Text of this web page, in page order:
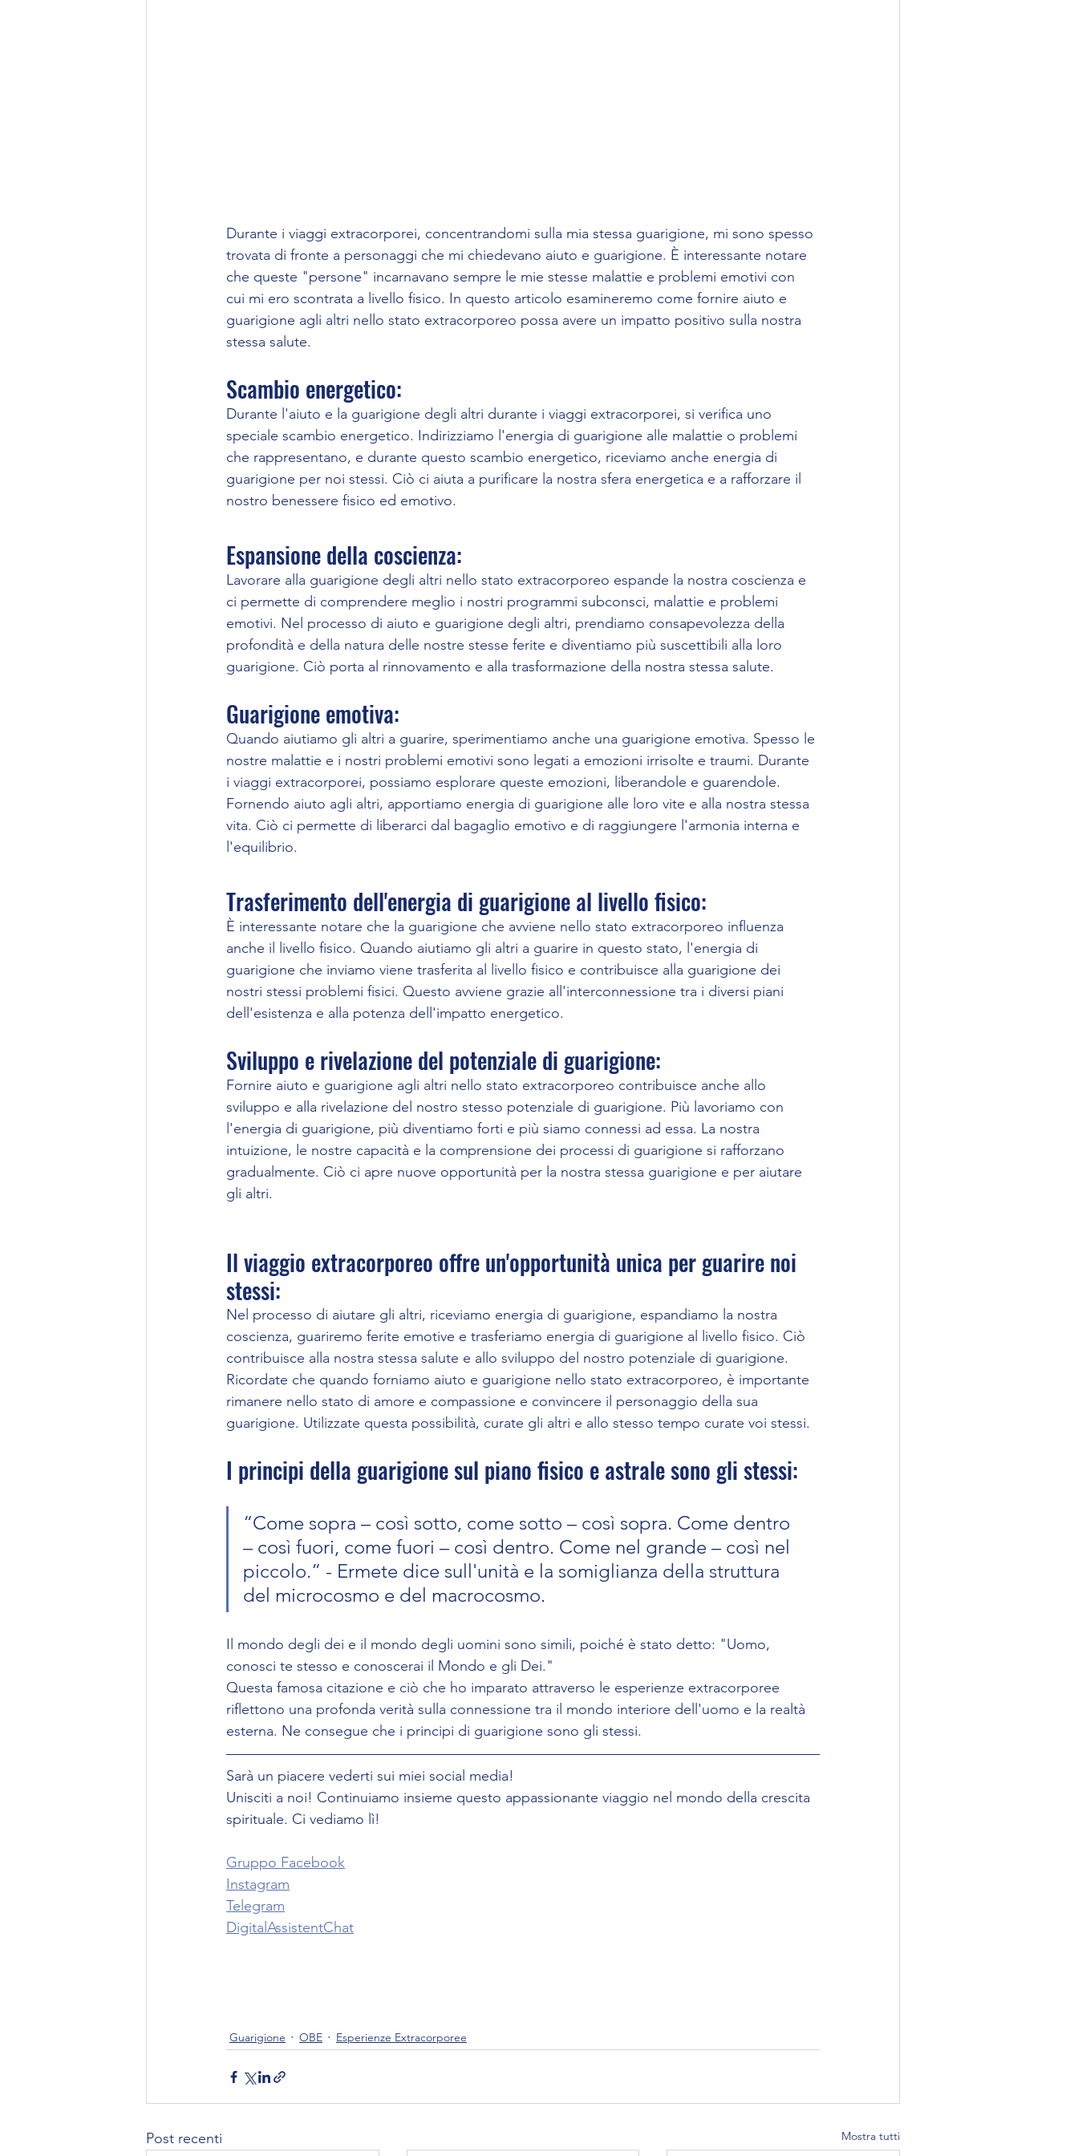
Durante i viaggi extracorporei, concentrandomi sulla mia stessa guarigione, mi sono spesso
trovata di fronte a personaggi che mi chiedevano aiuto e guarigione. È interessante notare
che queste "persone" incarnavano sempre le mie stesse malattie e problemi emotivi con
cui mi ero scontrata a livello fisico. In questo articolo esamineremo come fornire aiuto e
guarigione agli altri nello stato extracorporeo possa avere un impatto positivo sulla nostra
stessa salute.
Scambio energetico:
Durante l'aiuto e la guarigione degli altri durante i viaggi extracorporei, si verifica uno
speciale scambio energetico. Indirizziamo l'energia di guarigione alle malattie o problemi
che rappresentano, e durante questo scambio energetico, riceviamo anche energia di
guarigione per noi stessi. Ciò ci aiuta a purificare la nostra sfera energetica e a rafforzare il
nostro benessere fisico ed emotivo.
Espansione della coscienza:
Lavorare alla guarigione degli altri nello stato extracorporeo espande la nostra coscienza e
ci permette di comprendere meglio i nostri programmi subconsci, malattie e problemi
emotivi. Nel processo di aiuto e guarigione degli altri, prendiamo consapevolezza della
profondità e della natura delle nostre stesse ferite e diventiamo più suscettibili alla loro
guarigione. Ciò porta al rinnovamento e alla trasformazione della nostra stessa salute.
Guarigione emotiva:
Quando aiutiamo gli altri a guarire, sperimentiamo anche una guarigione emotiva. Spesso le
nostre malattie e i nostri problemi emotivi sono legati a emozioni irrisolte e traumi. Durante
i viaggi extracorporei, possiamo esplorare queste emozioni, liberandole e guarendole.
Fornendo aiuto agli altri, apportiamo energia di guarigione alle loro vite e alla nostra stessa
vita. Ciò ci permette di liberarci dal bagaglio emotivo e di raggiungere l'armonia interna e
l'equilibrio.
Trasferimento dell'energia di guarigione al livello fisico:
È interessante notare che la guarigione che avviene nello stato extracorporeo influenza
anche il livello fisico. Quando aiutiamo gli altri a guarire in questo stato, l'energia di
guarigione che inviamo viene trasferita al livello fisico e contribuisce alla guarigione dei
nostri stessi problemi fisici. Questo avviene grazie all'interconnessione tra i diversi piani
dell'esistenza e alla potenza dell'impatto energetico.
Sviluppo e rivelazione del potenziale di guarigione:
Fornire aiuto e guarigione agli altri nello stato extracorporeo contribuisce anche allo
sviluppo e alla rivelazione del nostro stesso potenziale di guarigione. Più lavoriamo con
l'energia di guarigione, più diventiamo forti e più siamo connessi ad essa. La nostra
intuizione, le nostre capacità e la comprensione dei processi di guarigione si rafforzano
gradualmente. Ciò ci apre nuove opportunità per la nostra stessa guarigione e per aiutare
gli altri.
Il viaggio extracorporeo offre un'opportunità unica per guarire noi
stessi:
Nel processo di aiutare gli altri, riceviamo energia di guarigione, espandiamo la nostra
coscienza, guariremo ferite emotive e trasferiamo energia di guarigione al livello fisico. Ciò
contribuisce alla nostra stessa salute e allo sviluppo del nostro potenziale di guarigione.
Ricordate che quando forniamo aiuto e guarigione nello stato extracorporeo, è importante
rimanere nello stato di amore e compassione e convincere il personaggio della sua
guarigione. Utilizzate questa possibilità, curate gli altri e allo stesso tempo curate voi stessi.
I principi della guarigione sul piano fisico e astrale sono gli stessi:
“Come sopra – così sotto, come sotto – così sopra. Come dentro
– così fuori, come fuori – così dentro. Come nel grande – così nel
piccolo.” - Ermete dice sull'unità e la somiglianza della struttura
del microcosmo e del macrocosmo.
Il mondo degli dei e il mondo degli uomini sono simili, poiché è stato detto: "Uomo,
conosci te stesso e conoscerai il Mondo e gli Dei."
Questa famosa citazione e ciò che ho imparato attraverso le esperienze extracorporee
riflettono una profonda verità sulla connessione tra il mondo interiore dell'uomo e la realtà
esterna. Ne consegue che i principi di guarigione sono gli stessi.
Sarà un piacere vederti sui miei social media!
Unisciti a noi! Continuiamo insieme questo appassionante viaggio nel mondo della crescita
spirituale. Ci vediamo lì!
Gruppo Facebook
Instagram
Telegram
DigitalAssistentChat
Guarigione OBE Esperienze Extracorporee
Post recenti Mostra tutti